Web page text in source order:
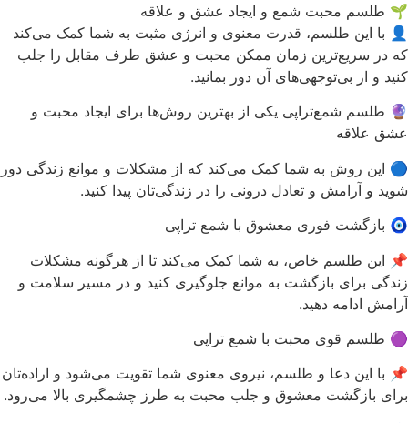
🌱 طلسم محبت شمع و ایجاد عشق و علاقه
👤 با این طلسم، قدرت معنوی و انرژی مثبت به شما کمک می‌کند
که در سریع‌ترین زمان ممکن محبت و عشق طرف مقابل را جلب
کنید و از بی‌توجهی‌های آن دور بمانید.
🔮 طلسم شمع‌تراپی یکی از بهترین روش‌ها برای ایجاد محبت و
عشق علاقه
🔵 این روش به شما کمک می‌کند که از مشکلات و موانع زندگی دور
شوید و آرامش و تعادل درونی را در زندگی‌تان پیدا کنید.
🧿 بازگشت فوری معشوق با شمع تراپی
📌 این طلسم خاص، به شما کمک می‌کند تا از هرگونه مشکلات
زندگی برای بازگشت به موانع جلوگیری کنید و در مسیر سلامت و
آرامش ادامه دهید.
🟣 طلسم قوی محبت با شمع تراپی
📌 با این دعا و طلسم، نیروی معنوی شما تقویت می‌شود و اراده‌تان
برای بازگشت معشوق و جلب محبت به طرز چشمگیری بالا می‌رود.